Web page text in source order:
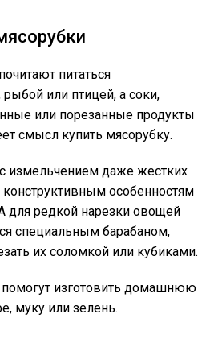
питаться
или птицей, а соки,
или порезанные продукты
смысл купить мясорубку.
измельчением даже жестких
конструктивным особенностям
для редкой нарезки овощей
специальным барабаном,
их соломкой или кубиками.
изготовить домашнюю
муку или зелень.